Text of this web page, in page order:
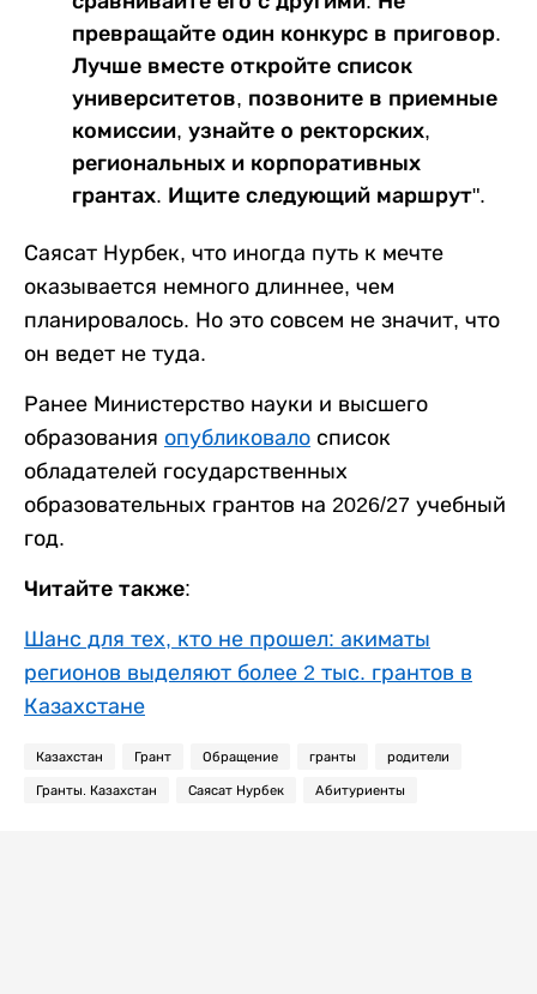
превращайте один конкурс в приговор.
Лучше вместе откройте список
университетов, позвоните в приемные
комиссии, узнайте о ректорских,
региональных и корпоративных
грантах. Ищите следующий маршрут".
Саясат Нурбек, что иногда путь к мечте
оказывается немного длиннее, чем
планировалось. Но это совсем не значит, что
он ведет не туда.
Ранее Министерство науки и высшего
образования опубликовало список
обладателей государственных
образовательных грантов на 2026/27 учебный
год.
Читайте также:
Шанс для тех, кто не прошел: акиматы
регионов выделяют более 2 тыс. грантов в
Казахстане
Казахстан Грант Обращение гранты родители
Гранты. Казахстан Саясат Нурбек Абитуриенты